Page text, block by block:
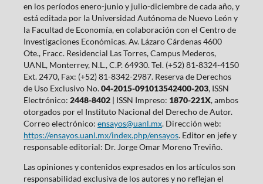
en los períodos enero-junio y julio-diciembre de cada año, y
está editada por la Universidad Autónoma de Nuevo León y
la Facultad de Economía, en colaboración con el Centro de
Investigaciones Económicas. Av. Lázaro Cárdenas 4600
Ote., Fracc. Residencial Las Torres, Campus Mederos,
UANL, Monterrey, N.L., C.P. 64930. Tel. (+52) 81-8324-4150
Ext. 2470, Fax: (+52) 81-8342-2987. Reserva de Derechos
de Uso Exclusivo No.04-2015-091013542400-203, ISSN
Electrónico: 2448-8402| ISSN Impreso: 1870-221X, ambos
otorgados por el Instituto Nacional del Derecho de Autor.
Correo electrónico: ensayos@uanl.mx. Dirección web:
https://ensayos.uanl.mx/index.php/ensayos. Editor en jefe y
responsable editorial: Dr. Jorge Omar Moreno Treviño.
Las opiniones y contenidos expresados en los artículos son
responsabilidad exclusiva de los autores y no reflejan el